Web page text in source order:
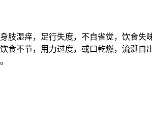
湿痒，足行失度，不自省觉，饮食
不节，用力过度，或口乾燃，流涎自